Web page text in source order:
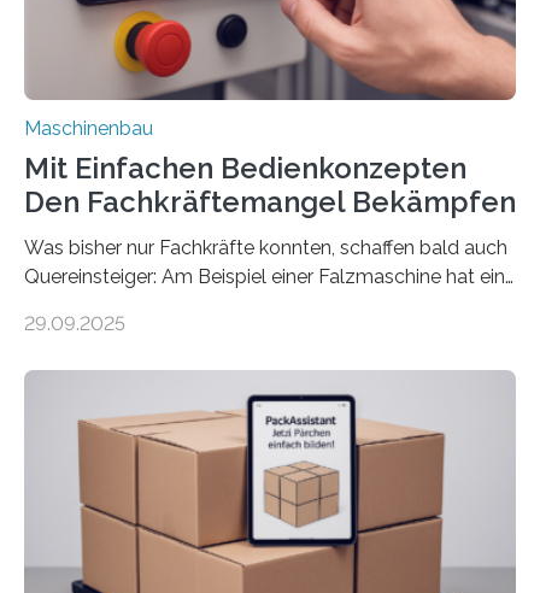
Maschinenbau
Mit Einfachen Bedienkonzepten
Den Fachkräftemangel Bekämpfen
Was bisher nur Fachkräfte konnten, schaffen bald auch
Quereinsteiger: Am Beispiel einer Falzmaschine hat ein
Mensch-Maschine-Schnittstelle so sehr vereinfacht,
Die zugrunde liegende Methodik lässt sich auf alle
anderen Maschinen übertragen. Eine Falzmaschine
umzurüsten ist ein Job für echte Profis. Eine solche
Maschine faltet in Druckereien Broschüren, Prospekte,
Landkarten und vieles mehr – mehrere Zehntausend
Exemplare pro Stunde. Je nach Maschinentyp und
Auftrag kann das Umrüsten…
29.09.2025